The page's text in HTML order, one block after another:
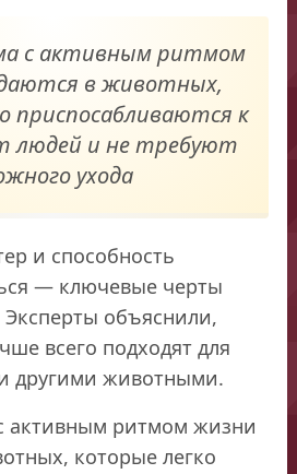
с активным ритмом
в животных,
приспосабливаются к
людей и не требуют
ухода
и способность
— ключевые черты
объяснили,
всего подходят для
другими животными.
активным ритмом жизни
которые легко